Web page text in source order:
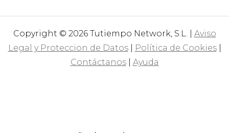
Copyright © 2026 Tutiempo Network, S.L. | Aviso
Legal y Proteccion de Datos| Política de Cookies|
Contáctanos| Ayuda